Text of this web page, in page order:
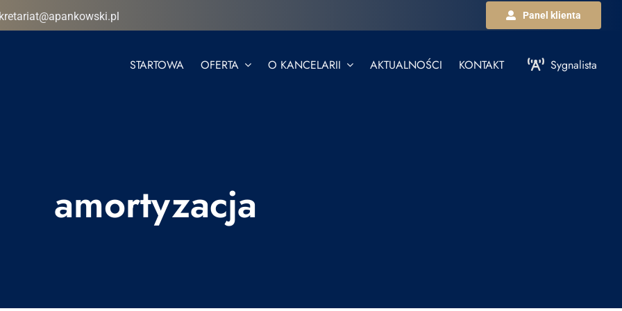
Panel klienta
STARTOWA OFERTA O KANCELARII AKTUALNOŚCI KONTAKT Sygnalista
amortyzacja